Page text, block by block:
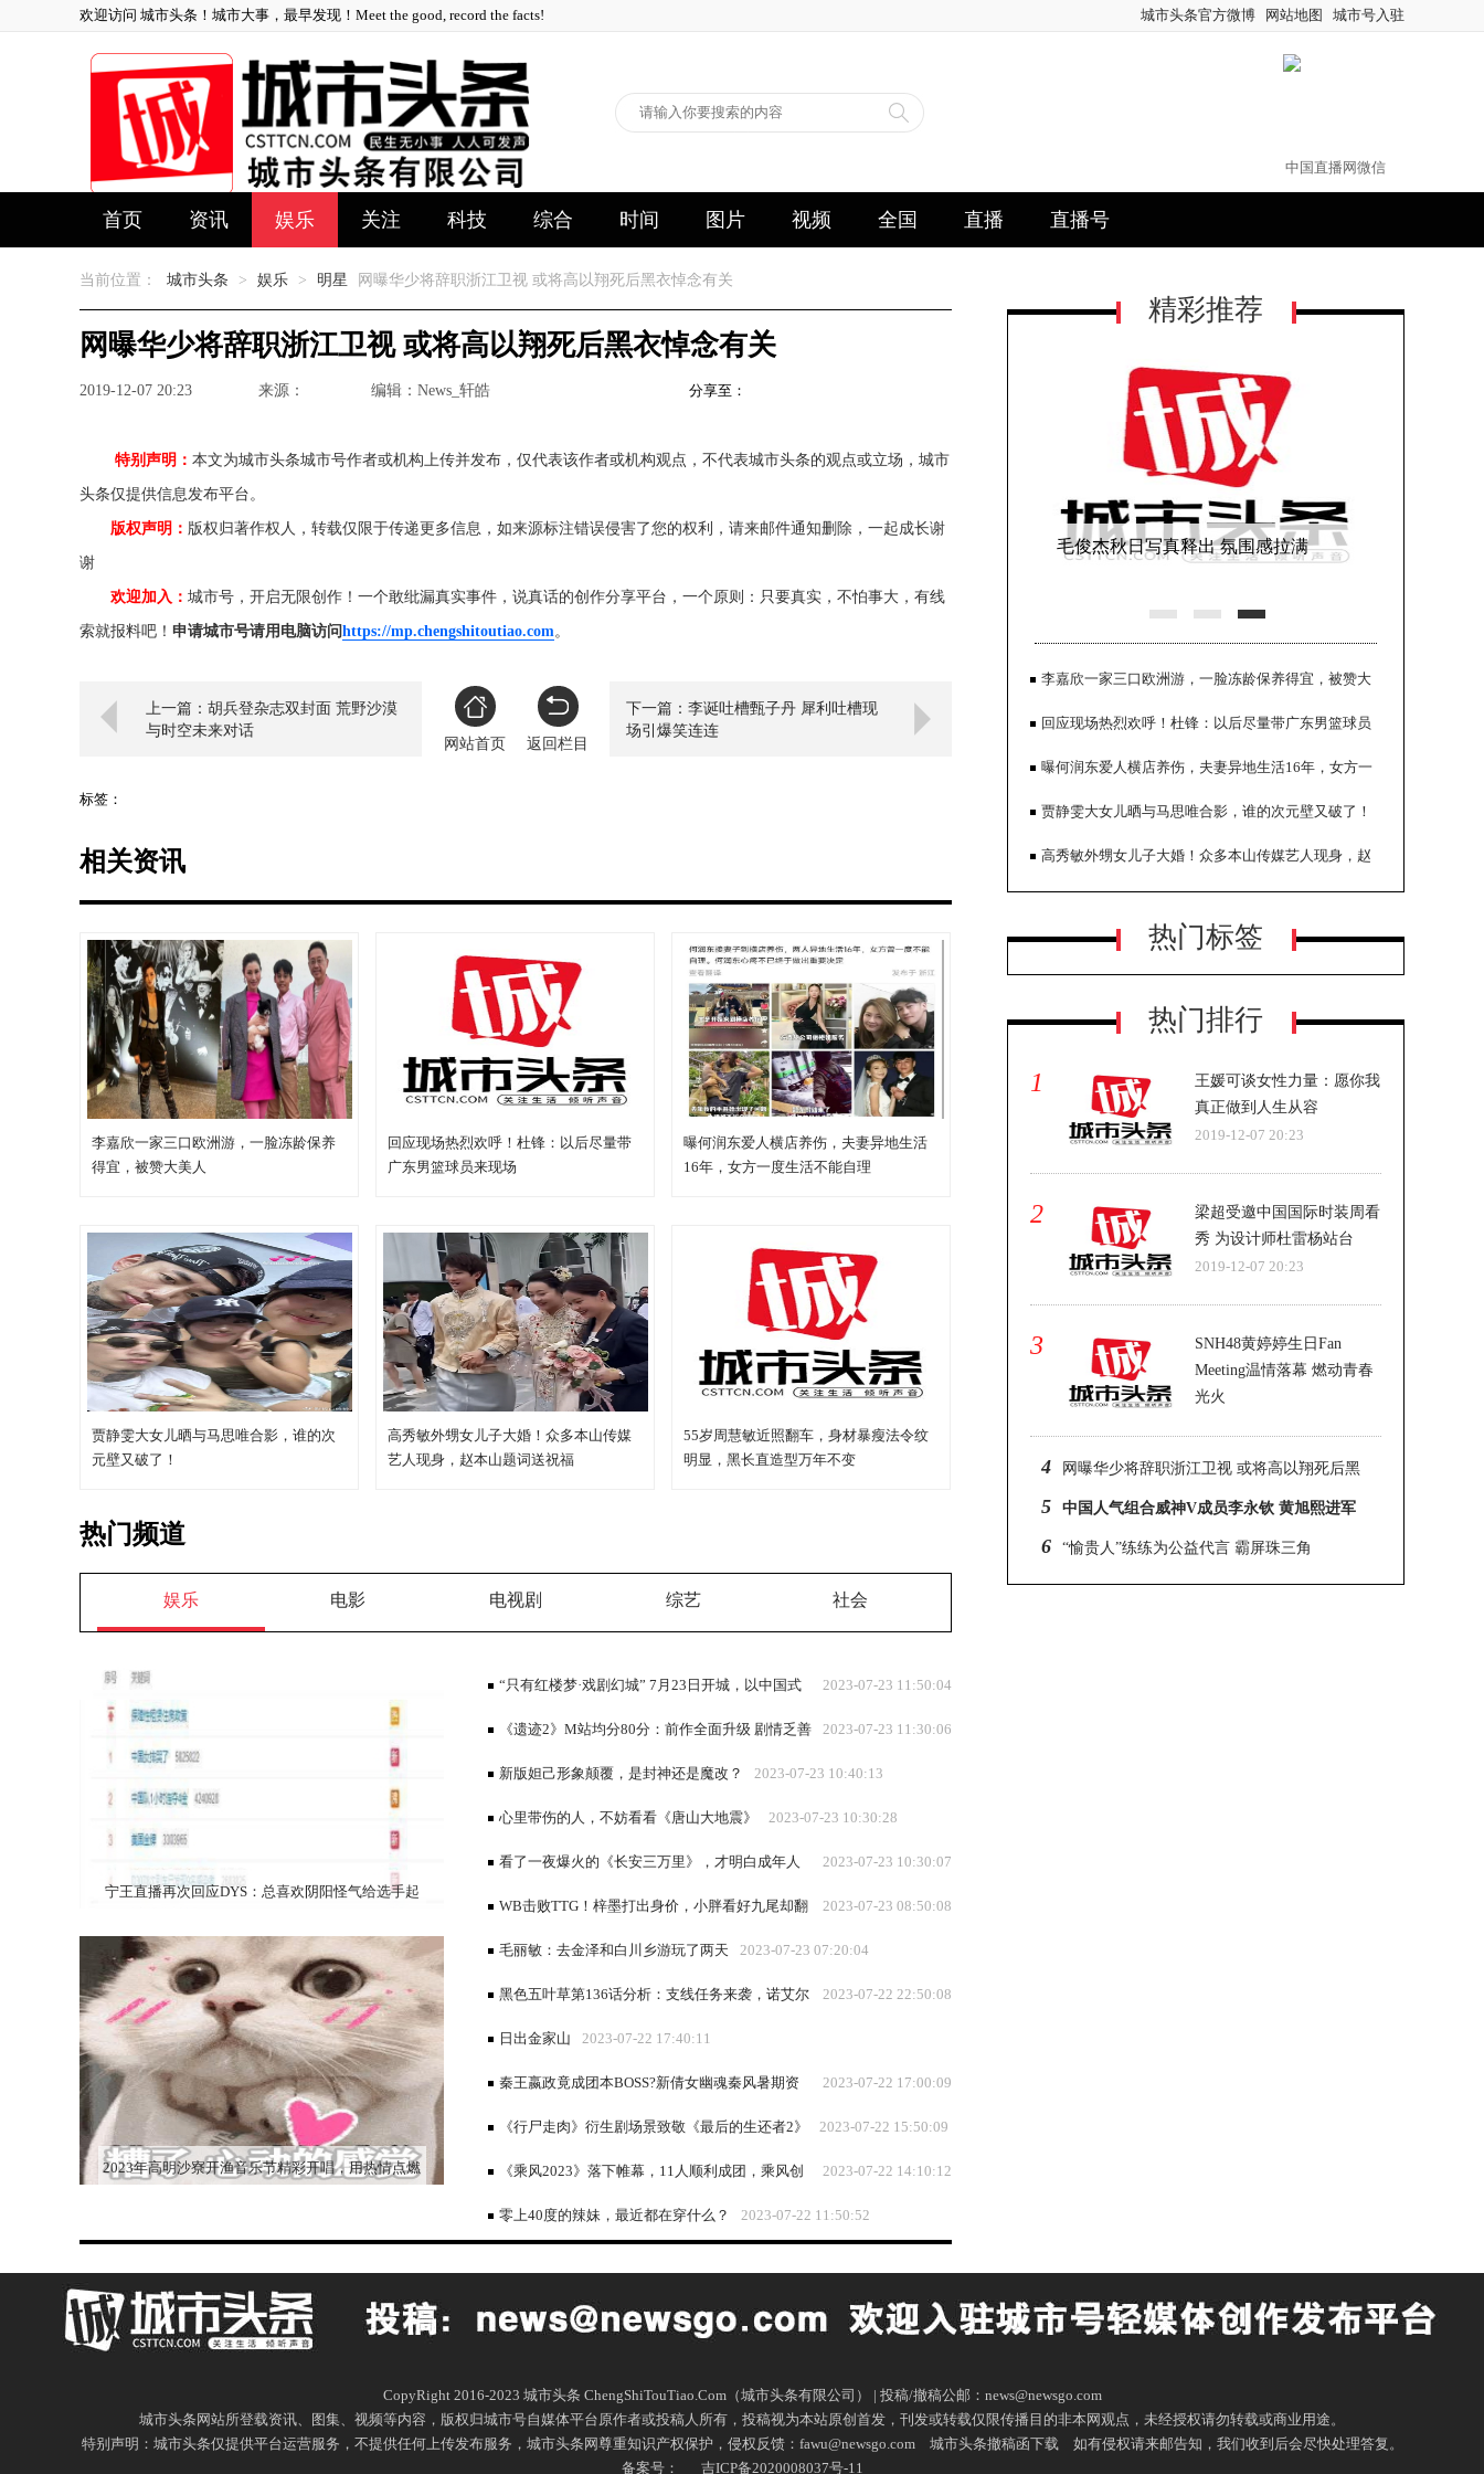
欢迎访问 城市头条！城市大事，最早发现！Meet the good, record the facts! 城市头条官方微博 网站地图 城市号入驻
中国直播网微信
首页 资讯 娱乐 关注 科技 综合 时间 图片 视频 全国 直播 直播号
当前位置： 城市头条 > 娱乐 > 明星 网曝华少将辞职浙江卫视 或将高以翔死后黑衣悼念有关
网曝华少将辞职浙江卫视 或将高以翔死后黑衣悼念有关
2019-12-07 20:23 来源： 编辑：News_轩皓 分享至：
特别声明： 本文为城市头条城市号作者或机构上传并发布，仅代表该作者或机构观点，不代表城市头条的观点或立场，城市
头条仅提供信息发布平台。
版权声明： 版权归著作权人，转载仅限于传递更多信息，如来源标注错误侵害了您的权利，请来邮件通知删除，一起成长谢
谢
欢迎加入： 城市号，开启无限创作！一个敢纰漏真实事件，说真话的创作分享平台，一个原则：只要真实，不怕事大，有线
索就报料吧！ 申请城市号请用电脑访问https://mp.chengshitoutiao.com。
上一篇：胡兵登杂志双封面 荒野沙漠
与时空未来对话
网站首页
返回栏目
下一篇：李诞吐槽甄子丹 犀利吐槽现
场引爆笑连连
标签：
相关资讯
李嘉欣一家三口欧洲游，一脸冻龄保养
得宜，被赞大美人
回应现场热烈欢呼！杜锋：以后尽量带
广东男篮球员来现场
曝何润东爱人横店养伤，夫妻异地生活
16年，女方一度生活不能自理
贾静雯大女儿晒与马思唯合影，谁的次
元壁又破了！
高秀敏外甥女儿子大婚！众多本山传媒
艺人现身，赵本山题词送祝福
55岁周慧敏近照翻车，身材暴瘦法令纹
明显，黑长直造型万年不变
热门频道
娱乐 电影 电视剧 综艺 社会
宁王直播再次回应DYS：总喜欢阴阳怪气给选手起
2023年高明沙寮开渔音乐节精彩开唱，用热情点燃
2023-07-23 11:50:04
“只有红楼梦·戏剧幻城” 7月23日开城，以中国式
审美讲述心中的“红楼梦” 2023-07-23 11:30:06
《遗迹2》M站均分80分：前作全面升级 剧情乏善
可陈 2023-07-23 10:40:13
新版妲己形象颠覆，是封神还是魔改？
2023-07-23 10:30:28
心里带伤的人，不妨看看《唐山大地震》
2023-07-23 10:30:07
看了一夜爆火的《长安三万里》，才明白成年人
的辛酸，都被他说尽了 2023-07-23 08:50:08
WB击败TTG！梓墨打出身价，小胖看好九尾却翻
车，AG迎来关键一战 2023-07-23 07:20:04
毛丽敏：去金泽和白川乡游玩了两天
2023-07-22 22:50:08
黑色五叶草第136话分析：支线任务来袭，诺艾尔
再次突破极限！2023-07-22 17:40:11
日出金家山
2023-07-22 17:00:09
秦王嬴政竟成团本BOSS?新倩女幽魂秦风暑期资
料片“反转”不停! 2023-07-22 15:50:09
《行尸走肉》衍生剧场景致敬《最后的生还者2》
2023-07-22 14:10:12
《乘风2023》落下帷幕，11人顺利成团，乘风创
始人谢娜成最大赢家 2023-07-22 11:50:52
零上40度的辣妹，最近都在穿什么？
精彩推荐
毛俊杰秋日写真释出 氛围感拉满
十足
仝卓全新复古写真 港味十足
李嘉欣一家三口欧洲游，一脸冻龄保养得宜，被赞大
美人回应现场热烈欢呼！杜锋：以后尽量带广东男篮球员
来现场
曝何润东爱人横店养伤，夫妻异地生活16年，女方一
度生活不能自理
贾静雯大女儿晒与马思唯合影，谁的次元壁又破了！
高秀敏外甥女儿子大婚！众多本山传媒艺人现身，赵
本山题词送祝福
热门标签
热门排行
1
王媛可谈女性力量：愿你我
真正做到人生从容
2019-12-07 20:23
2
梁超受邀中国国际时装周看
秀 为设计师杜雷杨站台
2019-12-07 20:23
3
SNH48黄婷婷生日Fan
Meeting温情落幕 燃动青春
光火
4 网曝华少将辞职浙江卫视 或将高以翔死后黑
衣悼念有关
5 中国人气组合威神V成员李永钦 黄旭熙进军
全球市场
6 “愉贵人”练练为公益代言 霸屏珠三角
CopyRight 2016-2023 城市头条 ChengShiTouTiao.Com（城市头条有限公司） | 投稿/撤稿公邮：news@newsgo.com
城市头条网站所登载资讯、图集、视频等内容，版权归城市号自媒体平台原作者或投稿人所有，投稿视为本站原创首发，刊发或转载仅限传播目的非本网观点，未经授权请勿转载或商业用途。
特别声明：城市头条仅提供平台运营服务，不提供任何上传发布服务，城市头条网尊重知识产权保护，侵权反馈：fawu@newsgo.com
城市头条撤稿函下载
如有侵权请来邮告知，我们收到后会尽快处理答复。
备案号：
吉ICP备2020008037号-11